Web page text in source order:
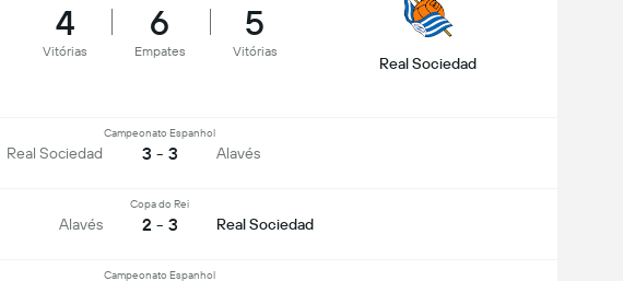
4
Vitórias
6
Empates
5
Vitórias
Real Sociedad
Real Sociedad
Campeonato Espanhol
3 - 3 Alavés
Alavés
Copa do Rei
2 - 3 Real Sociedad
Campeonato Espanhol